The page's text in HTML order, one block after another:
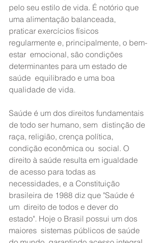
pelo seu estilo de vida. É notório que
uma alimentação balanceada,
praticar exercícios físicos
regularmente e, principalmente, o bem-
estar  emocional, são condições
determinantes para um estado de
saúde  equilibrado e uma boa
qualidade de vida.
Saúde é um dos direitos fundamentais
de todo ser humano, sem  distinção de
raça, religião, crença política,
condição econômica ou  social. O
direito à saúde resulta em igualdade
de acesso para todas as
necessidades, e a Constituição
brasileira de 1988 diz que "Saúde é
um  direito de todos e dever do
estado". Hoje o Brasil possui um dos
maiores  sistemas públicos de saúde